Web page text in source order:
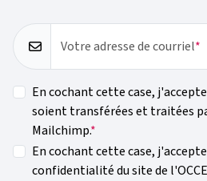
Votre adresse de courriel
En cochant cette case,
soient transférées et traitées
Mailchimp.
En cochant cette case,
confidentialité du site de